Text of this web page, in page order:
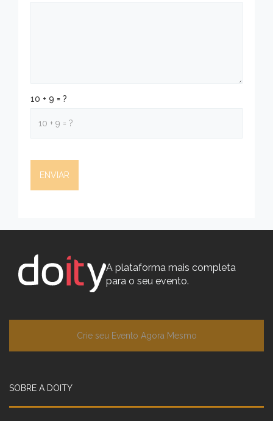
10 + 9 = ?
A plataforma mais completa
para o seu evento.
Crie seu Evento Agora Mesmo
SOBRE A DOITY